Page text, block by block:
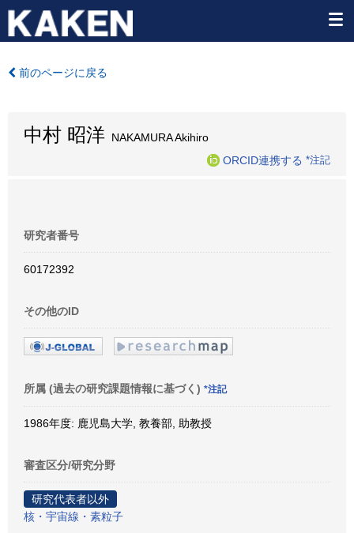
前のページに戻る
中村 昭洋 NAKAMURA Akihiro
ORCID連携する *注記
研究者番号
60172392
その他のID
所属 (過去の研究課題情報に基づく) *注記
1986年度: 鹿児島大学, 教養部, 助教授
審査区分/研究分野
研究代表者以外
核・宇宙線・素粒子